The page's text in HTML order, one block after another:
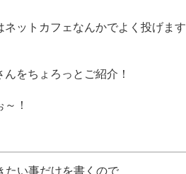
ットカフェなんかでよく投げます
をちょろっとご紹介！
！
たい事だけを書くので